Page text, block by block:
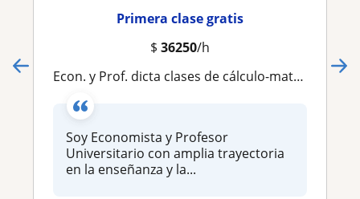
Primera clase gratis
$ 36250/h
Econ. y Prof. dicta clases de cálculo-matemática, estadística para estudiantes de ciencias económicas y sociales
Soy Economista y Profesor
Universitario con amplia trayectoria
en la enseñanza y la...